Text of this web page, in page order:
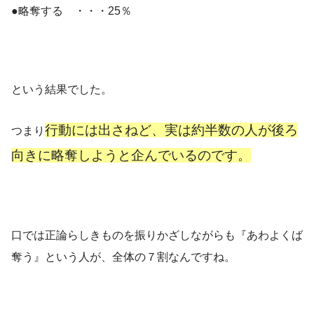
●略奪する ・・・25％
という結果でした。
つまり 行動には出さねど、実は約半数の人が後ろ
向きに略奪しようと企んでいるのです。
口では正論らしきものを振りかざしながらも『あわよくば
奪う』という人が、全体の７割なんですね。